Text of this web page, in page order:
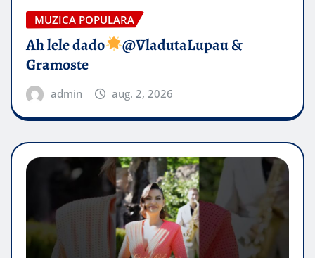
MUZICA POPULARA
Ah lele dado​
@VladutaLupau &
Gramoste
admin aug. 2, 2026